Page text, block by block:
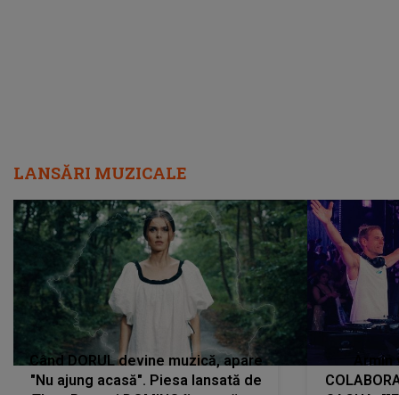
LANSĂRI MUZICALE
Când DORUL devine muzică, apare
"Nu ajung acasă". Piesa lansată de